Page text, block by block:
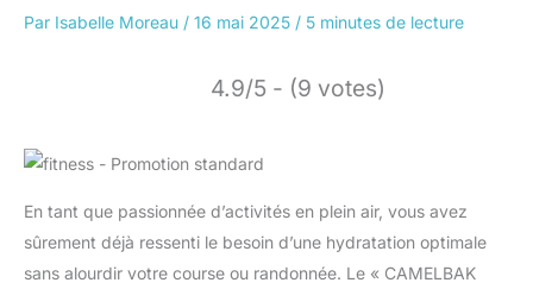
Par Isabelle Moreau / 16 mai 2025 / 5 minutes de lecture
4.9/5 - (9 votes)
En tant que passionnée d’activités en plein air, vous avez
sûrement déjà ressenti le besoin d’une hydratation optimale
sans alourdir votre course ou randonnée. Le « CAMELBAK